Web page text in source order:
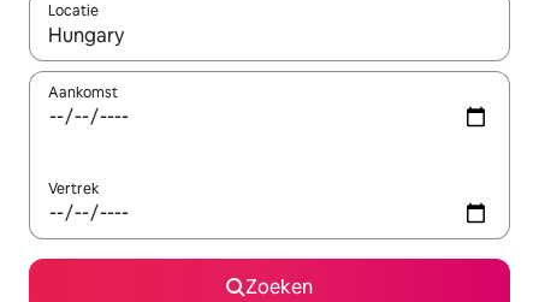
Locatie
Wanneer er resultaten beschikbaar zijn, maak je een keuze
Aankomst
Vertrek
Zoeken